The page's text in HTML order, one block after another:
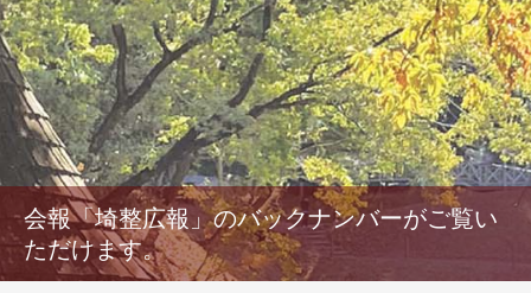
会報「埼整広報」のバックナンバーがご覧い
ただけます。
本会のご紹介
情報公開
柔道整復師とは
接骨院・整骨院検索